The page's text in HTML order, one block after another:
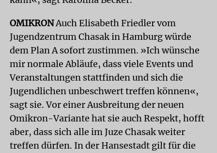
OMIKRONAuch Elisabeth Friedler vom
Jugendzentrum Chasak in Hamburg würde
dem Plan A sofort zustimmen. »Ich wünsche
mir normale Abläufe, dass viele Events und
Veranstaltungen stattfinden und sich die
Jugendlichen unbeschwert treffen können«,
sagt sie. Vor einer Ausbreitung der neuen
Omikron-Variante hat sie auch Respekt, hofft
aber, dass sich alle im Juze Chasak weiter
treffen dürfen. In der Hansestadt gilt für die